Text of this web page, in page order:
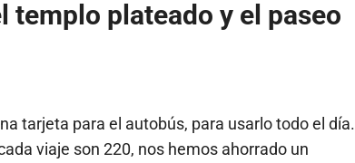
templo plateado y el paseo
tarjeta para el autobús, para usarlo todo el día.
viaje son 220, nos hemos ahorrado un